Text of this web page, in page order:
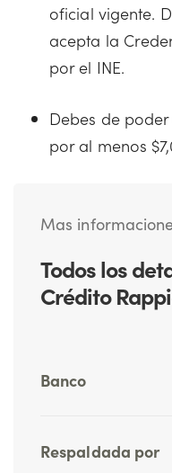
oficial vigente.
acepta la
por el INE.
Debes de
por al menos
Mas
Todos los
Crédito
Banco
Respaldada por